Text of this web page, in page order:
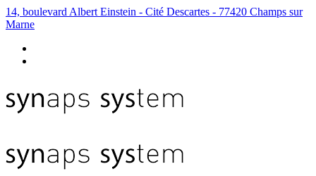
14, boulevard Albert Einstein - Cité Descartes - 77420 Champs sur
Marne